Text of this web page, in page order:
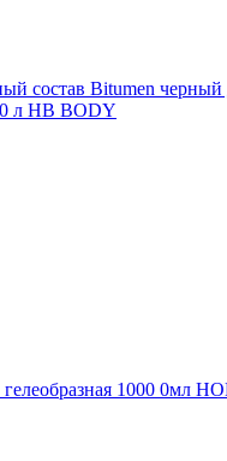
состав Bitumen черный
л HB BODY
1000 0мл